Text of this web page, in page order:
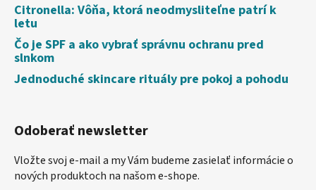
Citronella: Vôňa, ktorá neodmysliteľne patrí k
letu
Čo je SPF a ako vybrať správnu ochranu pred
slnkom
Jednoduché skincare rituály pre pokoj a pohodu
Odoberať newsletter
Vložte svoj e-mail a my Vám budeme zasielať informácie o
nových produktoch na našom e-shope.